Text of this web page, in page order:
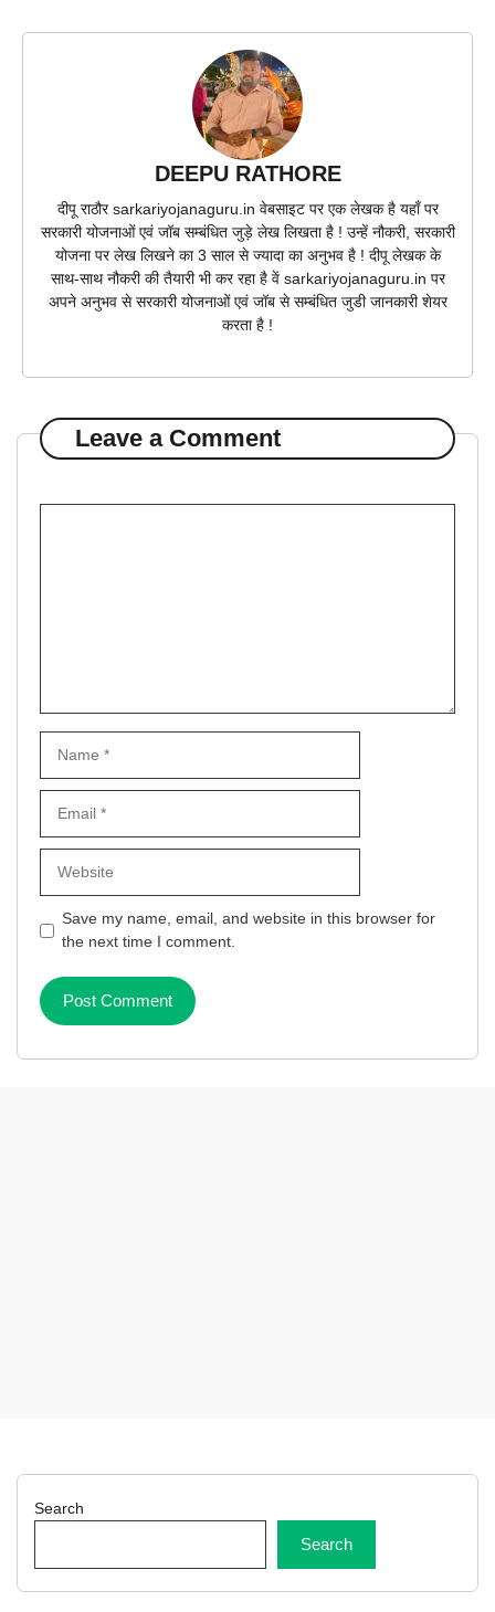
DEEPU RATHORE
दीपू राठौर sarkariyojanaguru.in वेबसाइट पर एक लेखक है यहाँ पर
सरकारी योजनाओं एवं जॉब सम्बंधित जुड़े लेख लिखता है ! उन्हें नौकरी, सरकारी
योजना पर लेख लिखने का 3 साल से ज्यादा का अनुभव है ! दीपू लेखक के
साथ-साथ नौकरी की तैयारी भी कर रहा है वें sarkariyojanaguru.in पर
अपने अनुभव से सरकारी योजनाओं एवं जॉब से सम्बंधित जुडी जानकारी शेयर
करता है !
Leave a Comment
Save my name, email, and website in this browser for
the next time I comment.
Search
Search